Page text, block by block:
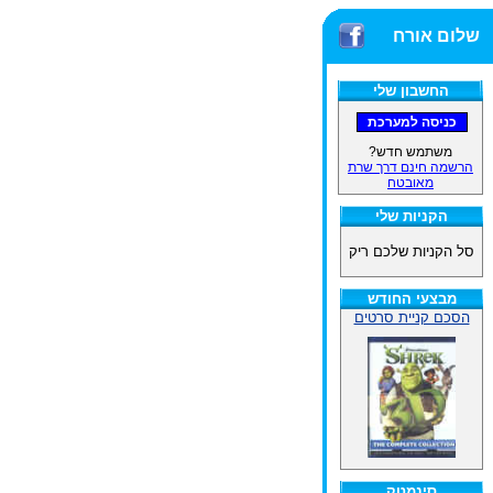
שלום אורח
החשבון שלי
משתמש חדש?
הרשמה חינם דרך שרת
מאובטח
הקניות שלי
סל הקניות שלכם ריק
מבצעי החודש
הסכם קניית סרטים